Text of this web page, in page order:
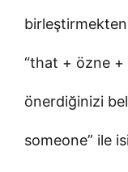
birleştirmekten
“that + özne +
önerdiğinizi
someone” ile